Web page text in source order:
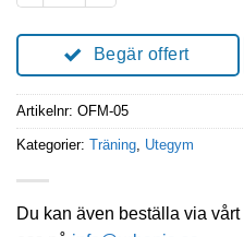
Begär offert
Artikelnr: OFM-05
Kategorier: Träning Utegym
Du kan även beställa via vårt